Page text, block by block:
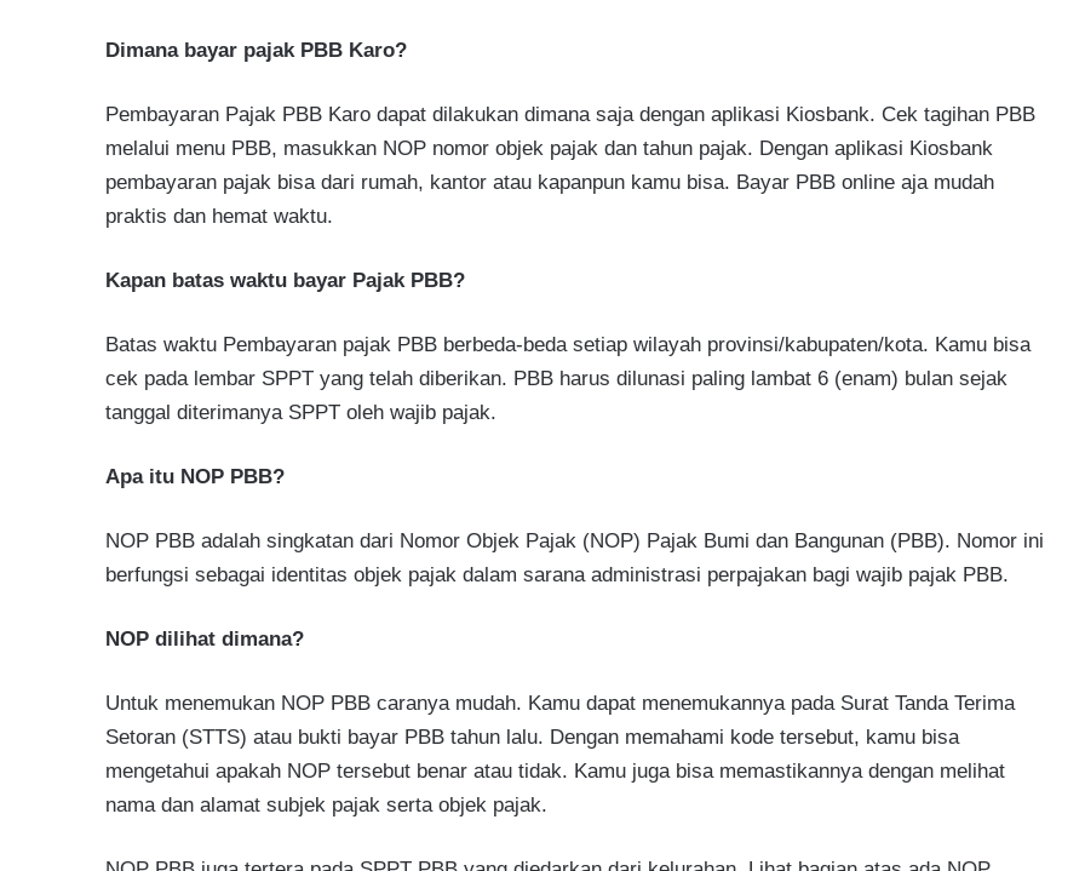
Dimana bayar pajak PBB Karo?
Pembayaran Pajak PBB Karo dapat dilakukan dimana saja dengan aplikasi Kiosbank. Cek tagihan PBB
melalui menu PBB, masukkan NOP nomor objek pajak dan tahun pajak. Dengan aplikasi Kiosbank
pembayaran pajak bisa dari rumah, kantor atau kapanpun kamu bisa. Bayar PBB online aja mudah
praktis dan hemat waktu.
Kapan batas waktu bayar Pajak PBB?
Batas waktu Pembayaran pajak PBB berbeda-beda setiap wilayah provinsi/kabupaten/kota. Kamu bisa
cek pada lembar SPPT yang telah diberikan. PBB harus dilunasi paling lambat 6 (enam) bulan sejak
tanggal diterimanya SPPT oleh wajib pajak.
Apa itu NOP PBB?
NOP PBB adalah singkatan dari Nomor Objek Pajak (NOP) Pajak Bumi dan Bangunan (PBB). Nomor ini
berfungsi sebagai identitas objek pajak dalam sarana administrasi perpajakan bagi wajib pajak PBB.
NOP dilihat dimana?
Untuk menemukan NOP PBB caranya mudah. Kamu dapat menemukannya pada Surat Tanda Terima
Setoran (STTS) atau bukti bayar PBB tahun lalu. Dengan memahami kode tersebut, kamu bisa
mengetahui apakah NOP tersebut benar atau tidak. Kamu juga bisa memastikannya dengan melihat
nama dan alamat subjek pajak serta objek pajak.